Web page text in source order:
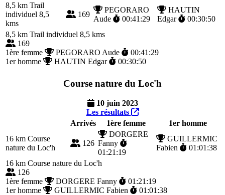
8,5 km Trail
individuel 8,5
kms
169
PEGORARO
Aude
00:41:29
HAUTIN
Edgar
00:30:50
8,5 km Trail individuel 8,5 kms
169
1ère femme
PEGORARO Aude
00:41:29
1er homme
HAUTIN Edgar 00:30:50
Course nature du Loc'h
10 juin 2023
Les résultats
Arrivés
1ère femme
1er homme
16 km Course
nature du Loc'h
126
DORGERE
Fanny
01:21:19
GUILLERMIC
Fabien
01:01:38
16 km Course nature du Loc'h
126
1ère femme
DORGERE Fanny
01:21:19
1er homme
GUILLERMIC Fabien
01:01:38